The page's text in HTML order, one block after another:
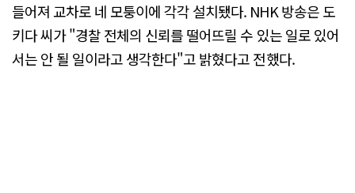
들어져 교차로 네 모퉁이에 각각 설치됐다. NHK 방송은 도
키다 씨가 "경찰 전체의 신뢰를 떨어뜨릴 수 있는 일로 있어
서는 안 될 일이라고 생각한다"고 밝혔다고 전했다.